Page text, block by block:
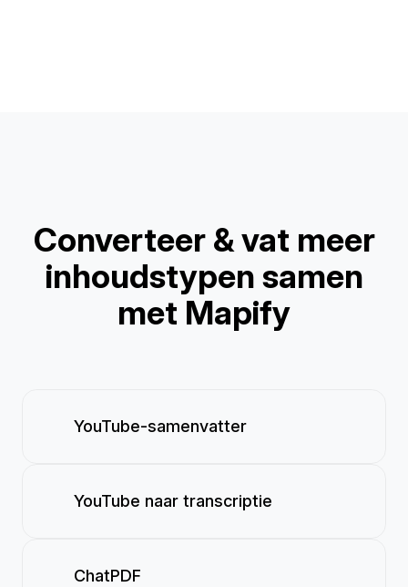
Converteer & vat meer
inhoudstypen samen
met Mapify
YouTube-samenvatter
YouTube naar transcriptie
ChatPDF